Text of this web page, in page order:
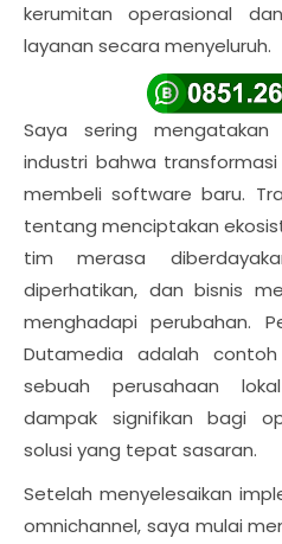
kerumitan operasional
layanan secara menyeluruh.
Saya sering
industri bahwa
membeli software baru.
tentang menciptakan
tim merasa
diperhatikan, dan bisnis
menghadapi perubahan.
Dutamedia adalah
sebuah perusahaan
dampak signifikan bagi
solusi yang tepat sasaran.
Setelah menyelesaikan
omnichannel, saya mulai